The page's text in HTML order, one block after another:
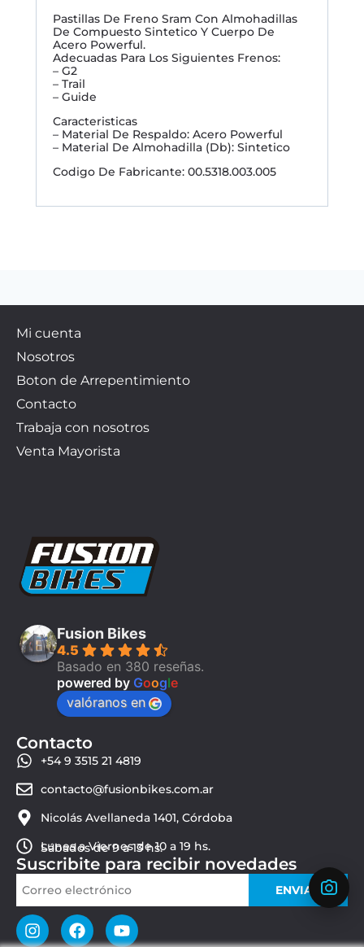
Pastillas De Freno Sram Con Almohadillas
De Compuesto Sintetico Y Cuerpo De
Acero Powerful.
Adecuadas Para Los Siguientes Frenos:
– G2
– Trail
– Guide
Caracteristicas
– Material De Respaldo: Acero Powerful
– Material De Almohadilla (Db): Sintetico
Codigo De Fabricante: 00.5318.003.005
Mi cuenta
Nosotros
Boton de Arrepentimiento
Contacto
Trabaja con nosotros
Venta Mayorista
Fusion Bikes
4.5
Basado en 380 reseñas.
powered by Google
valóranos en
Contacto
+54 9 3515 21 4819
contacto@fusionbikes.com.ar
Nicolás Avellaneda 1401, Córdoba
Lunes a Viernes de 10 a 19 hs.
Sábados de 9 a 13 hs.
Suscribite para recibir novedades
ENVIAR